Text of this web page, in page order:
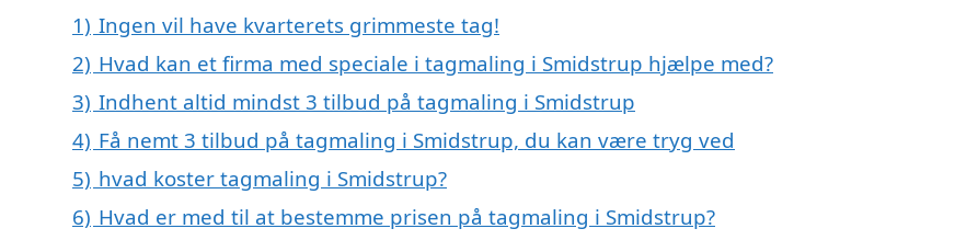
1) Ingen vil have kvarterets grimmeste tag!
2) Hvad kan et firma med speciale i tagmaling i Smidstrup hjælpe med?
3) Indhent altid mindst 3 tilbud på tagmaling i Smidstrup
4) Få nemt 3 tilbud på tagmaling i Smidstrup, du kan være tryg ved
5) hvad koster tagmaling i Smidstrup?
6) Hvad er med til at bestemme prisen på tagmaling i Smidstrup?